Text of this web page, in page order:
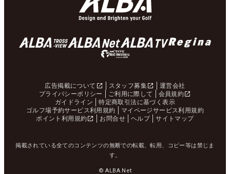
広告掲載について スタッフ募集
運営会社
プライバシーポリシー
ご利用に際して
会員規約
ガイドライン
特定商取引法に基づく表示
ゴルフ場予約サービス利用規約
マイページサービス利用規約
ポイント利用規約
お問合せ ヘルプ サイトマップ
掲載されている全てのコンテンツの無断での転載、転用、コピー等は禁じま
す。
© ALBA Net